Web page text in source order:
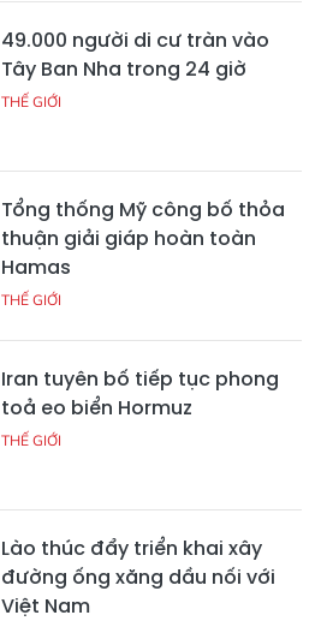
49.000 người di cư tràn vào
Tây Ban Nha trong 24 giờ
THẾ GIỚI
Tổng thống Mỹ công bố thỏa
thuận giải giáp hoàn toàn
Hamas
THẾ GIỚI
Iran tuyên bố tiếp tục phong
toả eo biển Hormuz
THẾ GIỚI
Lào thúc đẩy triển khai xây
đường ống xăng dầu nối với
Việt Nam